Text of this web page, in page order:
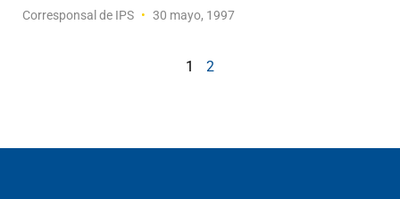
Corresponsal de IPS 30 mayo, 1997
1 2